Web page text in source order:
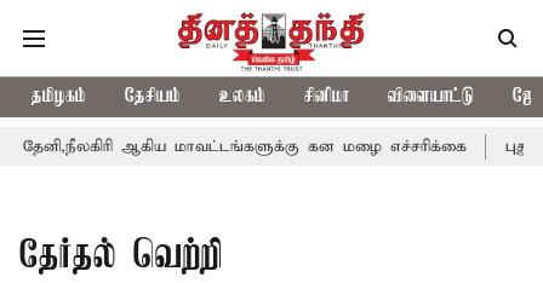
தமிழகம் தேசியம் உலகம் சினிமா விளையாட்டு
ஆகிய மாவட்டங்களுக்கு கன மழை எச்சரிக்கை
தேர்தல் வெற்றி